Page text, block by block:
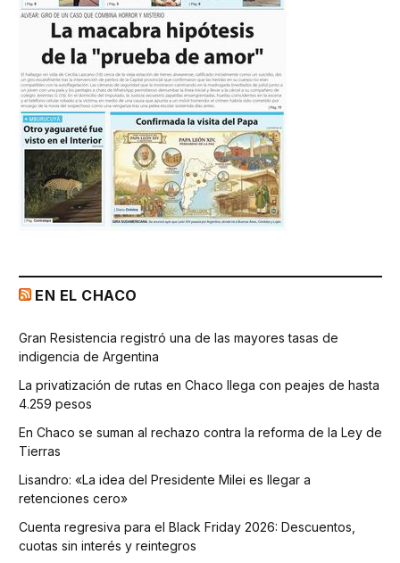
EN EL CHACO
Gran Resistencia registró una de las mayores tasas de
indigencia de Argentina
La privatización de rutas en Chaco llega con peajes de hasta
4.259 pesos
En Chaco se suman al rechazo contra la reforma de la Ley de
Tierras
Lisandro: «La idea del Presidente Milei es llegar a
retenciones cero»
Cuenta regresiva para el Black Friday 2026: Descuentos,
cuotas sin interés y reintegros